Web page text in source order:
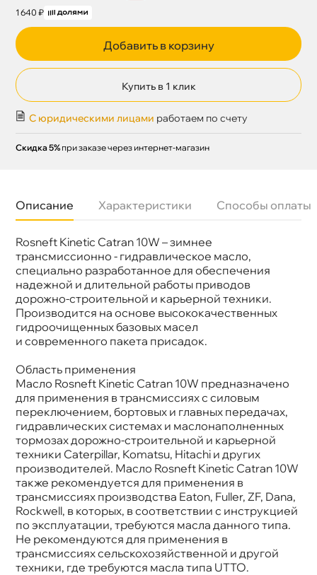
1 640 ₽
Добавить в корзину
Купить в 1 клик
С юридическими лицами работаем по счету
Скидка 5% при заказе через интернет-магазин
Описание Характеристики Способы оплаты
Rosneft Kinetic Catran 10W – зимнее
трансмиссионно - гидравлическое масло,
специально разработанное для обеспечения
надежной и длительной работы приводо
дорожно-строительной и карьерной техники.
Производится на основе высококачественных
идроочищенных базовых масел
и современного пакета присадок.
Область применения
Масло Rosneft Kinetic Catran 10W предназначено
для применения в трансмиссиях с силовым
переключением, бортовых и главных передачах,
идравлических системах и маслонаполненных
тормозах дорожно-строительной и карьерной
техники Caterpillar, Komatsu, Hitachi и других
производителей. Масло Rosneft Kinetic Catran 10W
также рекомендуется для применения
трансмиссиях производства Eaton, Fuller, ZF, Dana,
Rockwell, в которых, в соответствии с инструкцией
по эксплуатации, требуются масла данного типа.
Не рекомендуются для применения
трансмиссиях сельскохозяйственной и другой
техники, где требуются масла типа UTTO.
язкость
SAE 10
Тип масла
Минеральное
Допуски
ZF TE-ML 03C
Спецификации
Allison C-4; Caterpillar TO-4
Объем
20л
Применение
МКПП